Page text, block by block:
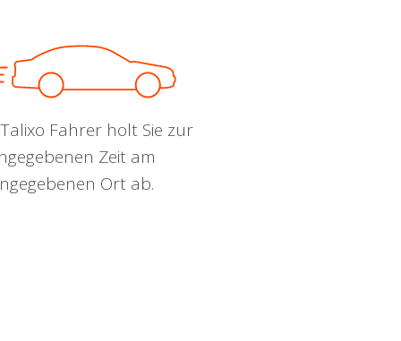
Fahrer holt Sie zur
Zeit am
Ort ab.